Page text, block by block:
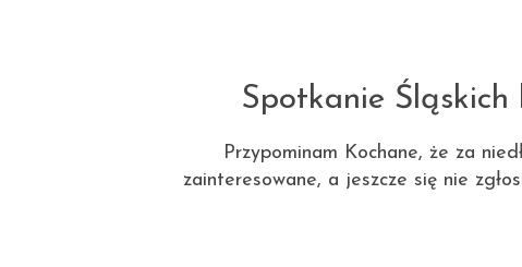
Spotkanie
Przypominam Kochane, że za
zainteresowane, a jeszcze się nie